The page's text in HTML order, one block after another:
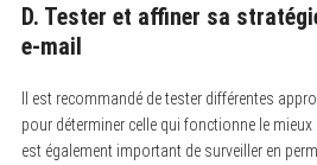
D. Tester et affiner sa
e-mail
Il est recommandé de tester différentes
pour déterminer celle qui fonctionne le mieux
est également important de surveiller en